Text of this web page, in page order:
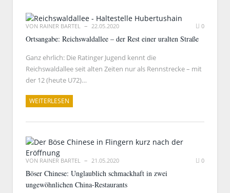
VON RAINER BARTEL 22.05.2020 0
Ortsangabe: Reichswaldallee – der Rest einer uralten Straße
Ganz ehrlich: Die Ratinger Jugend kennt die
Reichswaldallee seit alten Zeiten nur als Rennstrecke – mit
der 12 (heute U72)…
WEITERLESEN
VON RAINER BARTEL 21.05.2020 0
Böser Chinese: Unglaublich schmackhaft in zwei
ungewöhnlichen China-Restaurants